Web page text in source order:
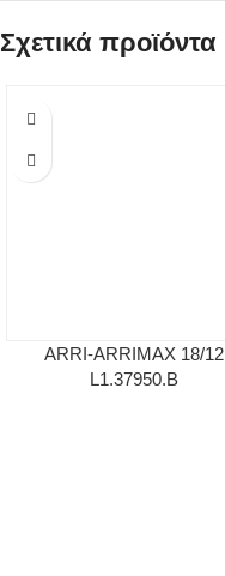
Σχετικά προϊόντα
ARRI-ARRIMAX 18/12
L1.37950.B